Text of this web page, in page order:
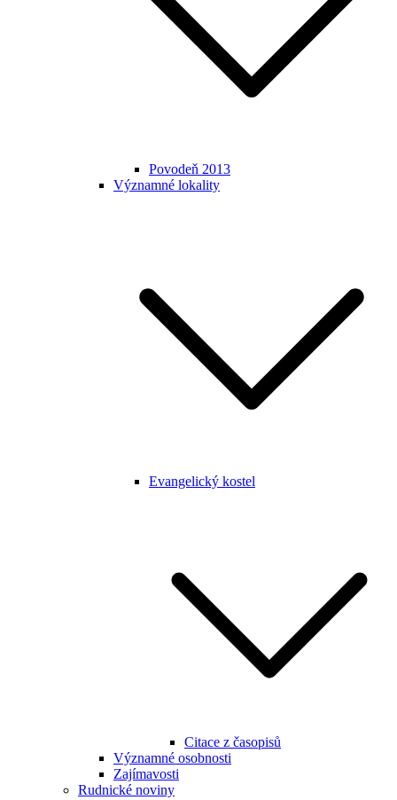
Povodeň 2013
Významné lokality
Evangelický kostel
Citace z časopisů
Významné osobnosti
Zajímavosti
Rudnické noviny